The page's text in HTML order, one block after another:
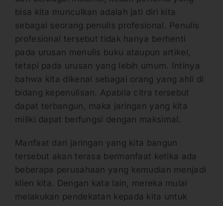
bisa kita munculkan adalah jati diri kita
sebagai seorang penulis profesional. Penulis
profesional tersebut tidak hanya berhenti
pada urusan menulis buku ataupun artikel,
tetapi pada urusan yang lebih umum. Intinya
bahwa kita dikenal sebagai orang yang ahli di
bidang kepenulisan. Apabila citra tersebut
dapat terbangun, maka jaringan yang kita
miliki dapat berfungsi dengan maksimal.
Manfaat dari jaringan yang kita bangun
tersebut akan terasa bermanfaat ketika ada
beberapa perusahaan yang kemudian menjadi
klien kita. Dengan kata lain, mereka mulai
melakukan pendekatan kepada kita untuk